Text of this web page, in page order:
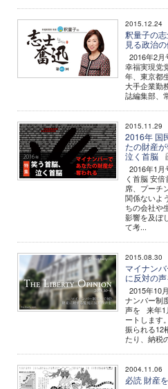
2015.12.24
釈量子の
見る政治
2016年2
幸福実現党
年、東京都
大手企業勤
誌編集部、
2015.11.29
2016年 国
たの財産
泣く首脳
2016年1
く首脳 安
席、プーチ
関係ないよ
ちの会社や
影響を及ぼ
て考...
2015.08.30
マイナン
に反対の
2015年10
ナンバー制
声を 来年1
ートします
振られる12
たり、納税
2004.11.06
必読 財産